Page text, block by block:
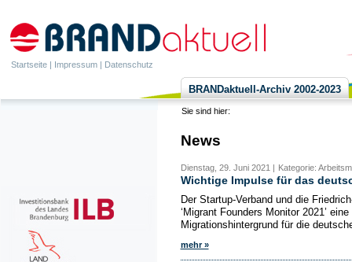
Startseite | Impressum | Datenschutz
BRANDaktuell-Archiv 2002-2023
Sie sind hier:
News
Dienstag, 29. Juni 2021 | Kategorie:
Wichtige Impulse für das
Der Startup-Verband und die
‘Migrant Founders Monitor 2021’
Migrationshintergrund für die
mehr »